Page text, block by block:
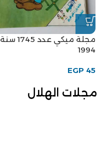
مجلة ميكي عدد 1745 سنة
1994
EGP 45
مجلات الهلال